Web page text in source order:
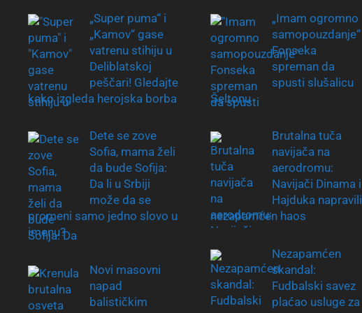
„Super puma“ i
„Kamov“ gase
vatrenu stihiju u
Deliblatskoj
peščari! Gledajte
kako izgleda herojska borba
Dete se zove
Sofia, mama želi
da bude Sofija:
Da li u Srbiji
može da se
promeni samo jedno slovo u
imenu?
Novi masovni
napad
balističkim
„Imam ogromno
samopouzdanje“
Fonseka
spreman da
spusti slušalicu
Šeltonu
Brutalna tuča
navijača na
aerodromu:
Navijači Dinama i
Hajduka napravili
nezapamćen haos
Nezapamćen
skandal:
Fudbalski savez
plaćao usluge za